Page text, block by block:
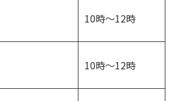
10時～12時
10時～12時